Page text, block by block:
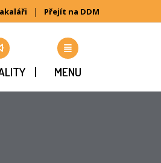
| Přejít na DDM
MENU